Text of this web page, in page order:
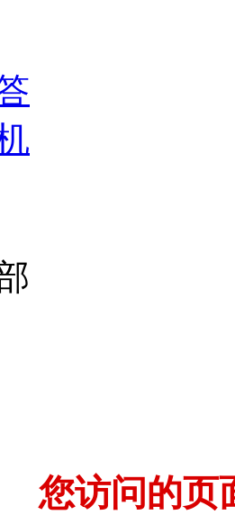
您访问的页